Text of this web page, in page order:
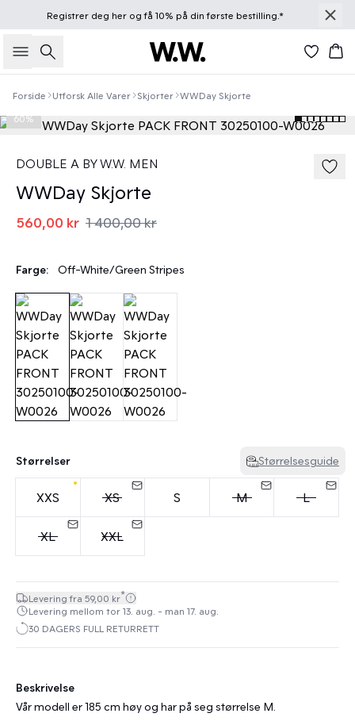
Registrer deg herog få 10% på din første bestilling.*
Søk
Forside Utforsk Alle Varer Skjorter WWDay Skjorte
60%
DOUBLE A BY W.W. MEN
WWDay Skjorte
560,00 kr 1 400,00 kr
Farge: Off-White/Green Stripes
Størrelser Størrelsesguide
XXS XS S M L
XL XXL
Levering fra 59,00 kr*
Levering mellom tor 13. aug. - man 17. aug.
30 DAGERS FULL RETURRETT
Beskrivelse
Vår modell er 185 cm høy og har på seg størrelse M.